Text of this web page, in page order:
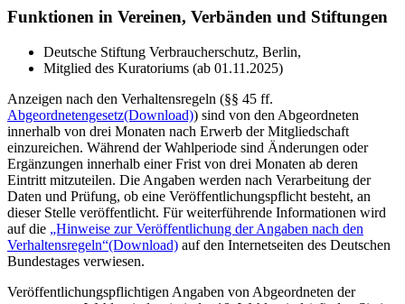
Funktionen in Vereinen, Verbänden und Stiftungen
Deutsche Stiftung Verbraucherschutz, Berlin,
Mitglied des Kuratoriums (ab 01.11.2025)
Anzeigen nach den Verhaltensregeln (§§ 45 ff.
Abgeordnetengesetz(Download)) sind von den Abgeordneten
innerhalb von drei Monaten nach Erwerb der Mitgliedschaft
einzureichen. Während der Wahlperiode sind Änderungen oder
Ergänzungen innerhalb einer Frist von drei Monaten ab deren
Eintritt mitzuteilen. Die Angaben werden nach Verarbeitung der
Daten und Prüfung, ob eine Veröffentlichungspflicht besteht, an
dieser Stelle veröffentlicht. Für weiterführende Informationen wird
auf die „Hinweise zur Veröffentlichung der Angaben nach den
Verhaltensregeln“(Download) auf den Internetseiten des Deutschen
Bundestages verwiesen.
Veröffentlichungspflichtigen Angaben von Abgeordneten der